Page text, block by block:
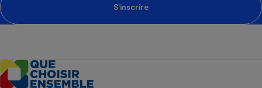
S'inscrire